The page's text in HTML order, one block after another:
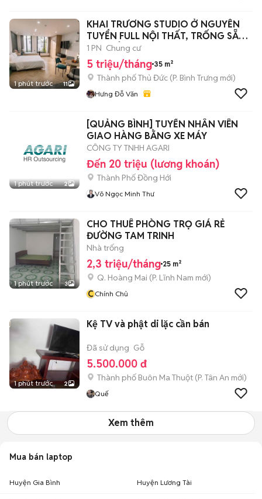
1 phút trước 11
KHAI TRƯƠNG STUDIO Ở NGUYỄN
TUYỂN FULL NỘI THẤT, TRỐNG SẴN -
BAN CÔNG
1 PN Chung cư
5 triệu/tháng 35 m²
Thành phố Thủ Đức (P. Bình Trưng mới)
Hưng Đỗ Văn
1 phút trước 2
[QUẢNG BÌNH] TUYỂN NHÂN VIÊN
GIAO HÀNG BẰNG XE MÁY
CÔNG TY TNHH AGARI
Đến 20 triệu (lương khoán)
Thành Phố Đồng Hới
Võ Ngọc Minh Thư
1 phút trước 3
CHO THUÊ PHÒNG TRỌ GIÁ RẺ
ĐƯỜNG TAM TRINH
Nhà trống
2,3 triệu/tháng 25 m²
Q. Hoàng Mai (P. Lĩnh Nam mới)
CChính Chủ
1 phút trước 2
Kệ TV và phật di lặc cần bán
Đã sử dụng Gỗ
5.500.000 đ
Thành phố Buôn Ma Thuột (P. Tân An mới)
Quế
Xem thêm
Mua bán laptop
Huyện Gia Bình Huyện Lương Tài